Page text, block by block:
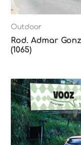
Outdoor
Rod. Admar
(1065)